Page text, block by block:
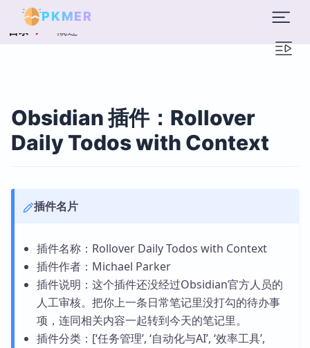
PKMER
目录 概述
Obsidian 插件：Rollover
Daily Todos with Context
插件名片
插件名称：Rollover Daily Todos with Context
插件作者：Michael Parker
插件说明：这个插件还没经过Obsidian官方人员的
人工审核。把你上一条日常笔记里没打勾的待办事
项，连同相关内容一起转到今天的笔记里。
插件分类：[‘任务管理’, ‘自动化与AI’, ‘效率工具’,